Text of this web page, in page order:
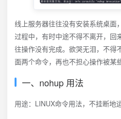
线上服务器往往没有安装系统桌面
过程中，有时中途不得不离开，回
往操作没有完成。欲哭无泪，不得
面两个命令，再也不担心操作被某
一、nohup 用法
用途：LINUX命令用法，不挂断地